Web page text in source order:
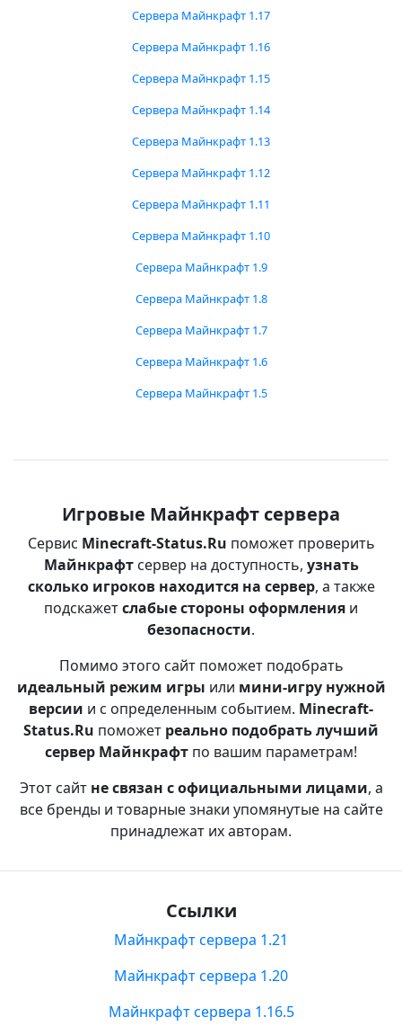
Сервера Майнкрафт 1.17
Сервера Майнкрафт 1.16
Сервера Майнкрафт 1.15
Сервера Майнкрафт 1.14
Сервера Майнкрафт 1.13
Сервера Майнкрафт 1.12
Сервера Майнкрафт 1.11
Сервера Майнкрафт 1.10
Сервера Майнкрафт 1.9
Сервера Майнкрафт 1.8
Сервера Майнкрафт 1.7
Сервера Майнкрафт 1.6
Сервера Майнкрафт 1.5
Игровые Майнкрафт сервера
Сервис Minecraft-Status.Ru поможет проверить
Майнкрафтсервер на доступность, узнать
сколько игроков находится на сервер, а также
подскажетслабые стороны оформления и
безопасности.
Помимо этого сайт поможет подобрать
идеальный режим игры или мини-игру нужной
версии и с определенным событием. Minecraft-
Status.Ru поможет реально подобрать лучший
сервер Майнкрафт по вашим параметрам!
Этот сайт не связан с официальными лицами, а
все бренды и товарные знаки упомянутые на сайте
принадлежат их авторам.
Ссылки
Майнкрафт сервера 1.21
Майнкрафт сервера 1.20
Майнкрафт сервера 1.16.5